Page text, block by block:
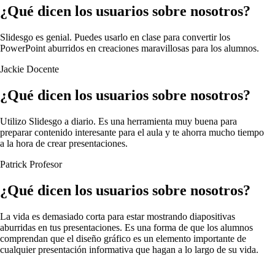
¿Qué dicen los usuarios sobre nosotros?
Slidesgo es genial. Puedes usarlo en clase para convertir los
PowerPoint aburridos en creaciones maravillosas para los alumnos.
Jackie Docente
¿Qué dicen los usuarios sobre nosotros?
Utilizo Slidesgo a diario. Es una herramienta muy buena para
preparar contenido interesante para el aula y te ahorra mucho tiempo
a la hora de crear presentaciones.
Patrick Profesor
¿Qué dicen los usuarios sobre nosotros?
La vida es demasiado corta para estar mostrando diapositivas
aburridas en tus presentaciones. Es una forma de que los alumnos
comprendan que el diseño gráfico es un elemento importante de
cualquier presentación informativa que hagan a lo largo de su vida.